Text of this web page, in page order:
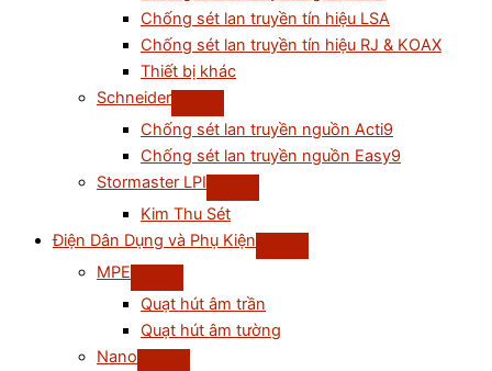
Chống sét lan truyền tín hiệu LSA
Chống sét lan truyền tín hiệu RJ & KOAX
Thiết bị khác
Schneider
Chống sét lan truyền nguồn Acti9
Chống sét lan truyền nguồn Easy9
Stormaster LPI
Kim Thu Sét
Điện Dân Dụng và Phụ Kiện
MPE
Quạt hút âm trần
Quạt hút âm tường
Nano